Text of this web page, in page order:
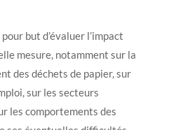
but d’évaluer l’impact
mesure, notamment sur la
des déchets de papier, sur
sur les secteurs
les comportements des